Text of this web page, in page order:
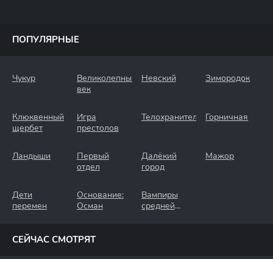
ПОПУЛЯРНЫЕ
Чукур
Великолепный
век
Невский Зимородок
Клюквенный
щербет
Игра
престолов
Телохранители Горничная
Ландыши
Первый
отдел
Далёкий
город
Мажор
Дети
перемен
Основание:
Осман
Вампиры
средней
СЕЙЧАС СМОТРЯТ